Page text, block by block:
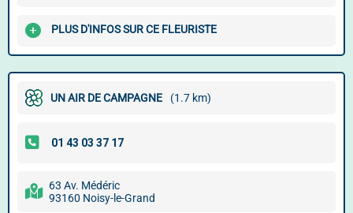
PLUS D'INFOS SUR CE FLEURISTE
UN AIR DE CAMPAGNE (1.7 km)
63 Av. Médéric
93160 Noisy-le-Grand